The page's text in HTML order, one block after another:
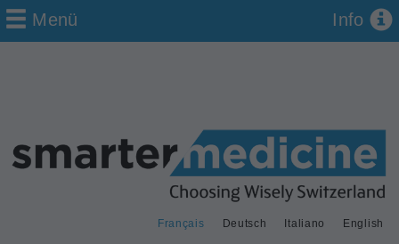
Deutsch
Français Italiano English
Menü Info